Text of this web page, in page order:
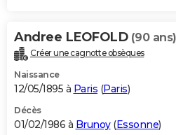
Andree LEOFOLD (90 ans)
Créer une cagnotte obsèques
Naissance
12/05/1895 à Paris (Paris)
Décès
01/02/1986 à Brunoy(Essonne)